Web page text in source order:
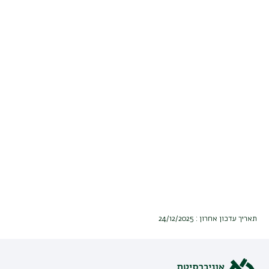
תאריך עדכון אחרון : 24/12/2025